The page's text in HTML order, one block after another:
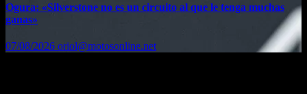
Ogura: «Silverstone no es un circuito al que le tenga muchas
ganas»
07/08/2026 oriol@motosonline.net